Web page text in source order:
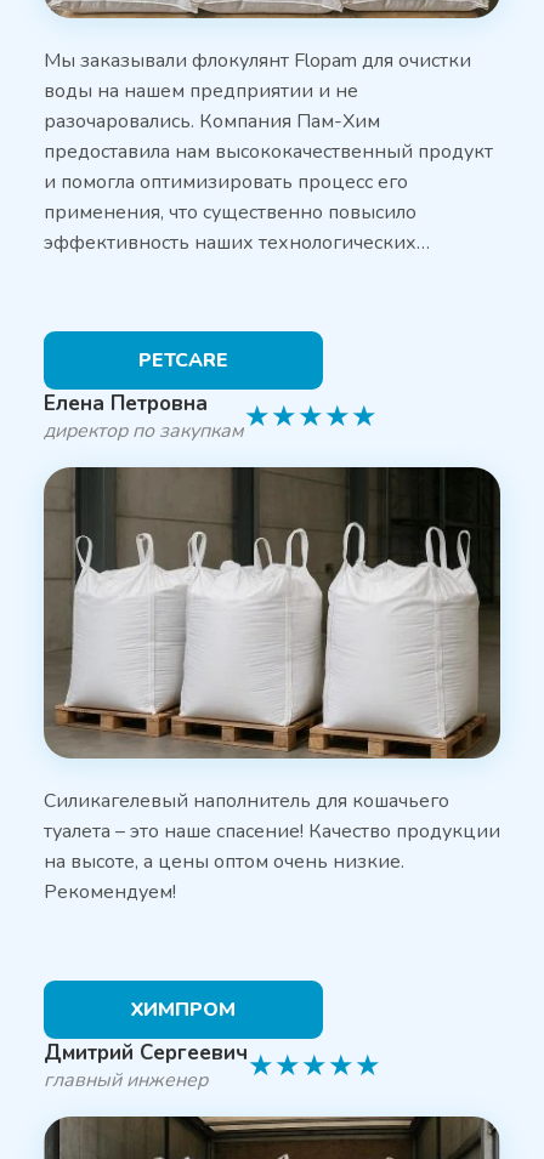
Мы заказывали флокулянт Flopam для очистки
воды на нашем предприятии и не
разочаровались. Компания Пам-Хим
предоставила нам высококачественный продукт
и помогла оптимизировать процесс его
применения, что существенно повысило
эффективность наших технологических…
PETCARE
Елена Петровна
директор по закупкам★★★★★
Силикагелевый наполнитель для кошачьего
туалета – это наше спасение! Качество продукции
на высоте, а цены оптом очень низкие.
Рекомендуем!
ХИМПРОМ
Дмитрий Сергеевич
главный инженер ★★★★★